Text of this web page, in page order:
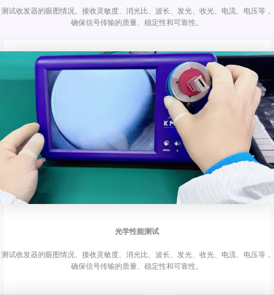
测试收发器的眼图情况、接收灵敏度、消光比、波长、发光、收光、电流、电压等，
确保信号传输的质量、稳定性和可靠性。
光学性能测试
测试收发器的眼图情况、接收灵敏度、消光比、波长、发光、收光、电流、电压等，
确保信号传输的质量、稳定性和可靠性。